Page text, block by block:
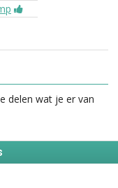
delen wat je er van